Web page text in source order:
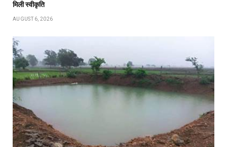
मिली स्वीकृति
AUGUST 6, 2026